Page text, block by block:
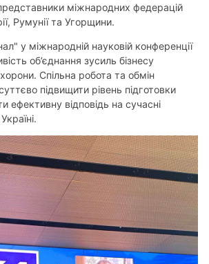
міжнародних федерацій
Румунії та Угорщини.
у міжнародній науковій конференції
об’єднання зусиль бізнесу
Спільна робота та обмін
підвищити рівень підготовки
ефективну відповідь на сучасні